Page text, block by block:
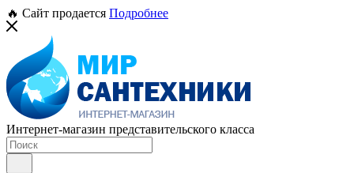
🔥 Сайт продается Подробнее
Интернет-магазин представительского класса